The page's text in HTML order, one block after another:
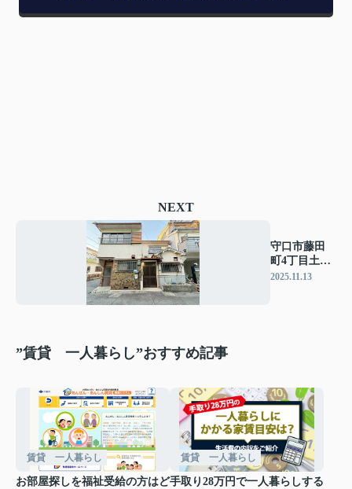
NEXT
守口市藤田
町4丁目土
地 査定の
2025.11.13
”賃貸 一人暮らし”おすすめ記事
賃貸 一人暮らし
お部屋探しを福祉受給の方はど
賃貸 一人暮らし
手取り28万円で一人暮らしする